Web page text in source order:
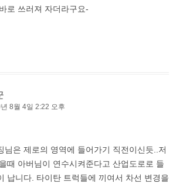
로 쓰러져 자더라구요-
8월 4일 2:22 오후
님은 제로의 영역에 들어가기 직전이신듯..저
때 아버님이 연수시켜준다고 산업도로로 들
납니다. 타이탄 트럭들에 끼여서 차선 변경을